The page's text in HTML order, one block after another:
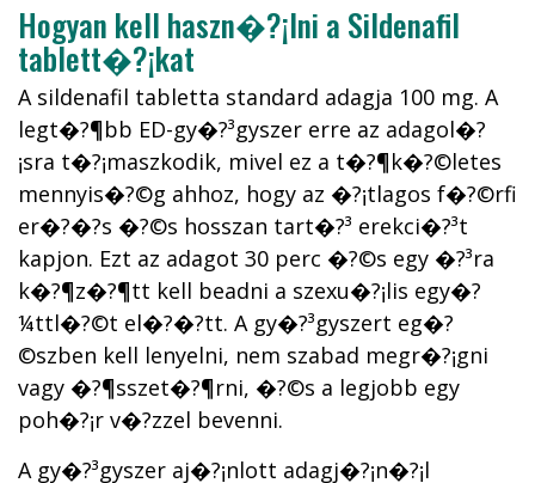
Hogyan kell haszn�?¡lni a Sildenafil
tablett�?¡kat
A sildenafil tabletta standard adagja 100 mg. A
legt�?¶bb ED-gy�?³gyszer erre az adagol�?
¡sra t�?¡maszkodik, mivel ez a t�?¶k�?©letes
mennyis�?©g ahhoz, hogy az �?¡tlagos f�?©rfi
er�?�?s �?©s hosszan tart�?³ erekci�?³t
kapjon. Ezt az adagot 30 perc �?©s egy �?³ra
k�?¶z�?¶tt kell beadni a szexu�?¡lis egy�?
¼ttl�?©t el�?�?tt. A gy�?³gyszert eg�?
©szben kell lenyelni, nem szabad megr�?¡gni
vagy �?¶sszet�?¶rni, �?©s a legjobb egy
poh�?¡r v�?­zzel bevenni.
A gy�?³gyszer aj�?¡nlott adagj�?¡n�?¡l